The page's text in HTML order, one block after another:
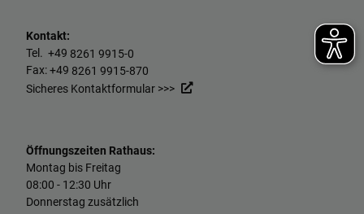
Kontakt:
Tel. +49 8261 9915-0
Fax: +49 8261 9915-870
Sicheres Kontaktformular >>>
Öffnungszeiten Rathaus:
Montag bis Freitag
08:00 - 12:30 Uhr
Donnerstag zusätzlich